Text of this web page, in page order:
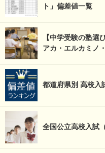
ト」偏差値一覧
【中学受験の塾選
アカ・エルカミノ
都道府県別 高校入
全国公立高校入試